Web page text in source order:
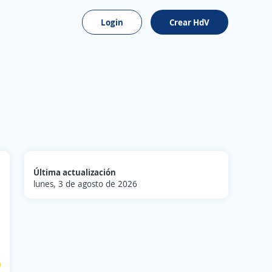
Login Crear HdV
Última actualización
lunes, 3 de agosto de 2026